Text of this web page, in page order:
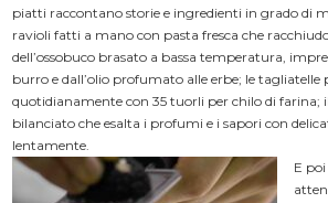
piatti raccontano storie e ingredienti in grado di
ravioli fatti a mano con pasta fresca che
dell’ossobuco brasato a bassa temperatura,
burro e dall’olio profumato alle erbe; le tagliatelle
quotidianamente con 35 tuorli per chilo di farina;
bilanciato che esalta i profumi e i sapori con
lentamente.
E